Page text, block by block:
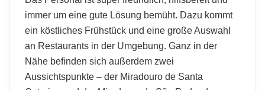
immer um eine gute Lösung bemüht. Dazu kommt
ein köstliches Frühstück und eine große Auswahl
an Restaurants in der Umgebung. Ganz in der
Nähe befinden sich außerdem zwei
Aussichtspunkte – der Miradouro de Santa